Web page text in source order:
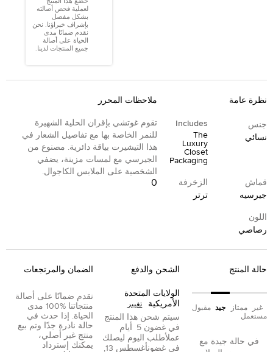
لعملية فحص أصالته
بشكل مفصل
بإشراف خبراؤنا. نحن
نقدم ضمانًا مدى
الحياة على أصالة
جميع المنتجات لدينا.
نظرة عامة
جنس
نسائي
Includes
The
Luxury
Closet
Packaging
قماش
جيرسيه
الزخرفة
ترتر
اللون
رصاصي
ملاحظات المحرر
تقوم غوتشي بإقران الحلية الشهيرة
للنمر الخاصة بها مع تفاصيل الشعار في
هذا التيشيرت بياقة دائرية. مصنوع من
الجيرسي مع لمسات مزينة، يضفي
الشخصية على الملابس الكاجوال.
0
حالة المنتج
غير
مستعمل
ممتاز جيد مقبول
في حالة جيدة مع
الشحن والدفع
الولايات المتحدة
الأمريكية
تغيير
سيتم شحن هذا المنتج
في غضون 5
أيام
عملأطلب اليوم ليصلك
في غضون
أغسطس 13,
الضمان والمرتجعات
نقدم ضمانًا على أصالة
منتجاتنا %100 مدى
الحياة. إذا حدث في
حالة نادرة جدًا وتم بيع
منتج غير أصلي،
يمكنك إسترداد